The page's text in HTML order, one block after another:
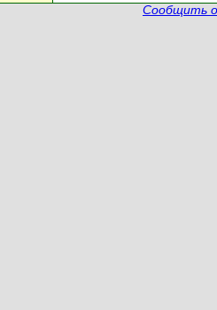
Сообщить о